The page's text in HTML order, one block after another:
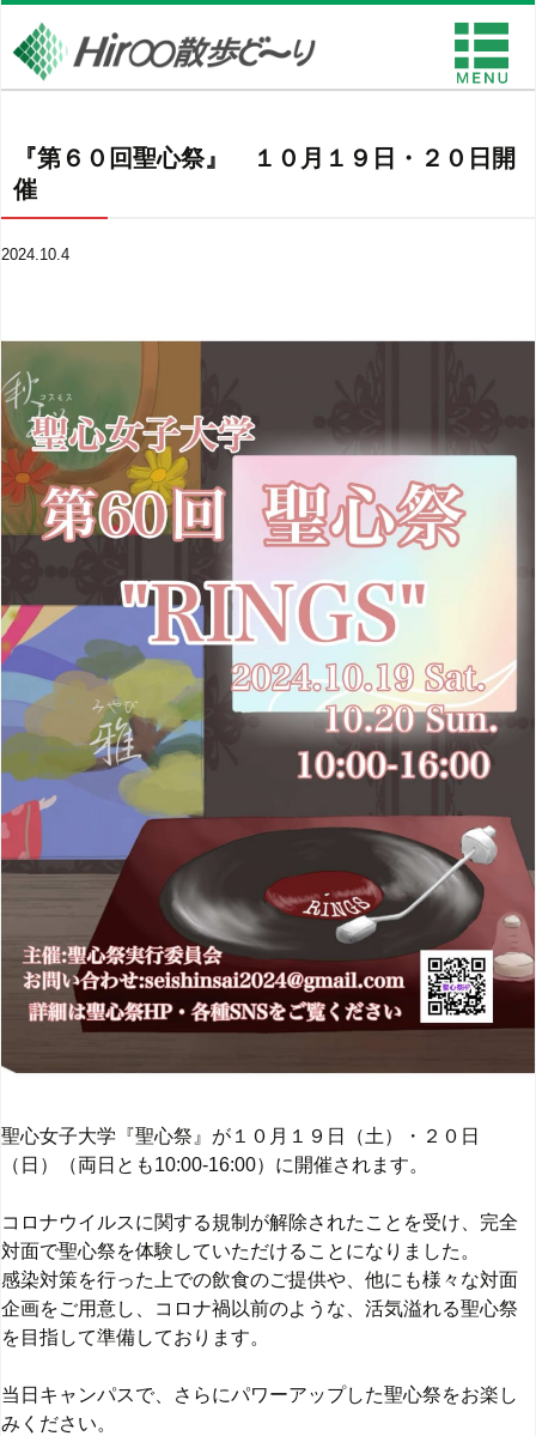
『第６０回聖心祭』 １０月１９日・２０日開
催
2024.10.4
聖心女子大学『聖心祭』が１０月１９日（土）・２０日
（日）（両日とも10:00-16:00）に開催されます。
コロナウイルスに関する規制が解除されたことを受け、完全
対面で聖心祭を体験していただけることになりました。
感染対策を行った上での飲食のご提供や、他にも様々な対面
企画をご用意し、コロナ禍以前のような、活気溢れる聖心祭
を目指して準備しております。
当日キャンパスで、さらにパワーアップした聖心祭をお楽し
みください。